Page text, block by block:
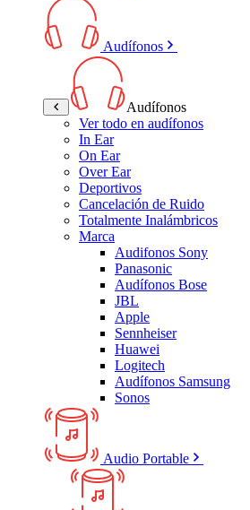
Audífonos
Audífonos
Ver todo en audífonos
In Ear
On Ear
Over Ear
Deportivos
Cancelación de Ruido
Totalmente Inalámbricos
Marca
Audifonos Sony
Panasonic
Audífonos Bose
JBL
Apple
Sennheiser
Huawei
Logitech
Audífonos Samsung
Sonos
Audio Portable